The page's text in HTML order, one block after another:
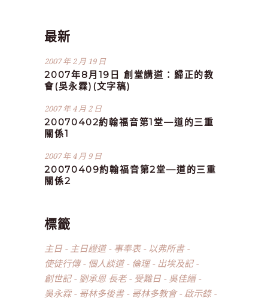
最新
2007 年 2 月 19 日
2007年8月19日 創堂講道：歸正的教
會(吳永霖)(文字稿)
2007 年 4 月 2 日
20070402約翰福音第1堂—道的三重
關係1
2007 年 4 月 9 日
20070409約翰福音第2堂—道的三重
關係2
標籤
主日 主日證道 事奉表
以弗所書
使徒行傳
個人談道 倫理
出埃及記
創世記
劉承恩 長老 受難日
吳佳縉
吳永霖
哥林多後書 哥林多教會
啟示錄